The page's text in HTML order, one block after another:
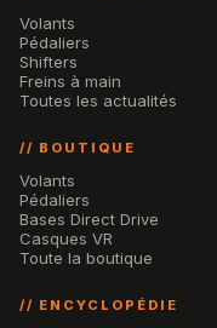
Volants
Pédaliers
Shifters
Freins à main
Toutes les actualités
// BOUTIQUE
Volants
Pédaliers
Bases Direct Drive
Casques VR
Toute la boutique
// ENCYCLOPÉDIE